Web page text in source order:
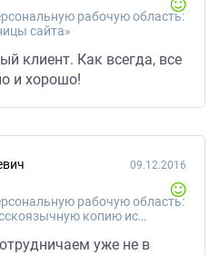
рабочую область:
сайта»
клиент. Как всегда, все
и хорошо!
рабочую область:
«Необходимо сделать русскоязычную копию испаноязычного сайта.»
09.12.2016
уже не в